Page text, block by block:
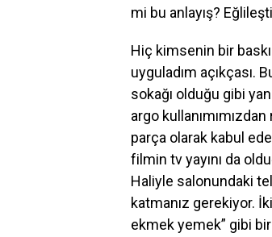
mi bu anlayış?
Hiç kimsenin bir
uyguladım açıkçası.
sokağı olduğu gibi
argo
parça olarak kabul
filmin tv yayını da
Haliyle salonundaki
katmanız gerekiyor.
ekmek yemek” gibi bir